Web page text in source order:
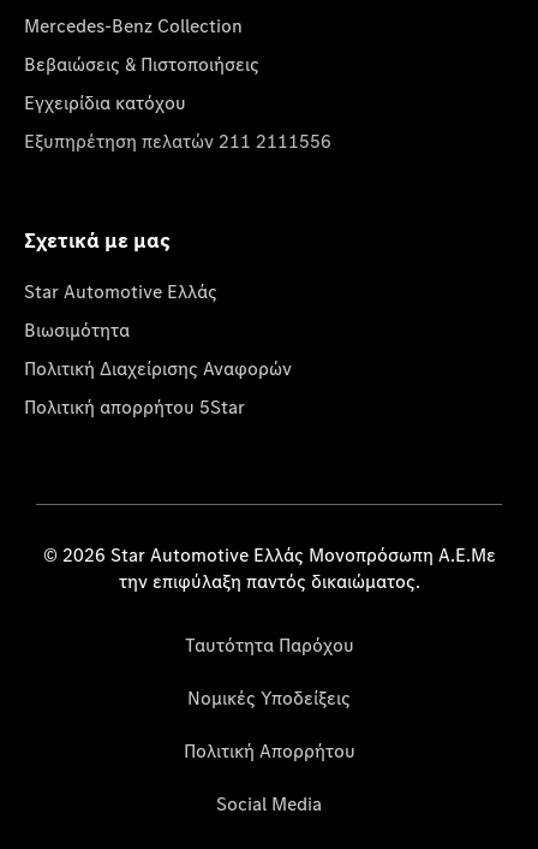
Mercedes-Benz Collection
Βεβαιώσεις & Πιστοποιήσεις
Εγχειρίδια κατόχου
Εξυπηρέτηση πελατών 211 2111556
Σχετικά με μας
Star Automotive Ελλάς
Βιωσιμότητα
Πολιτική Διαχείρισης Αναφορών
Πολιτική απορρήτου 5Star
© 2026 Star Automotive Ελλάς Μονοπρόσωπη Α.Ε.Με
την επιφύλαξη παντός δικαιώματος.
Ταυτότητα Παρόχου
Νομικές Υποδείξεις
Πολιτική Απορρήτου
Social Media